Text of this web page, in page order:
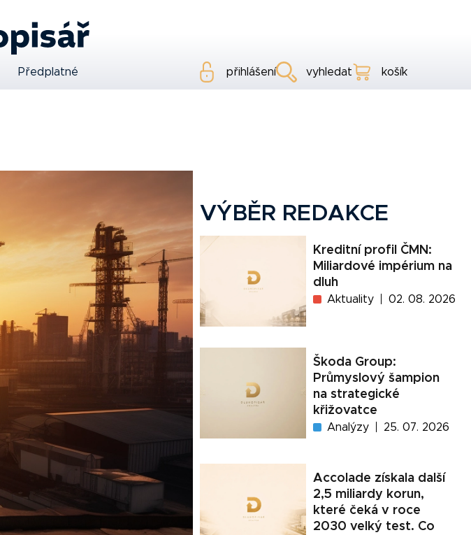
Předplatné přihlášení vyhledat košík
VÝBĚR REDAKCE
Kreditní profil ČMN:
Miliardové impérium na
dluh
Aktuality 02. 08. 2026
Škoda Group:
Průmyslový šampion
na strategické
křižovatce
Analýzy 25. 07. 2026
Accolade získala další
2,5 miliardy korun,
které čeká v roce
2030 velký test. Co